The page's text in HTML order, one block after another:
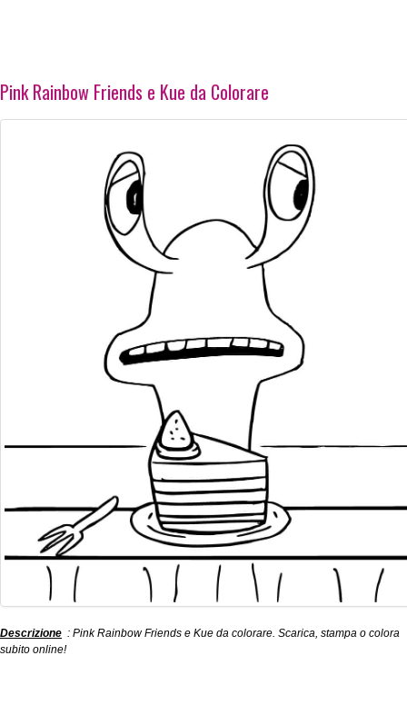
Pink Rainbow Friends e Kue da Colorare
Descrizione : Pink Rainbow Friends e Kue da colorare. Scarica, stampa o colora
subito online!